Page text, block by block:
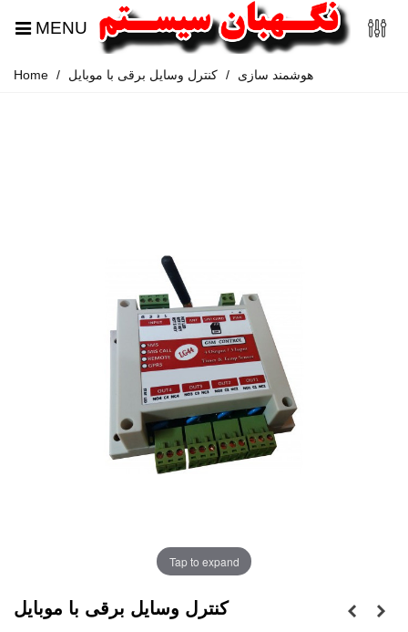
MENU
Home / هوشمند سازی / کنترل وسایل برقی با موبایل
Tap to expand
کنترل وسایل برقی با موبایل